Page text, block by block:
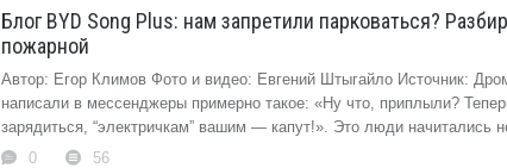
Блог BYD Song Plus: нам запретили парковаться?
пожарной
Автор: Егор Климов Фото и видео: Евгений Штыгайло Источник:
написали в мессенджеры примерно такое: «Ну что, приплыли?
зарядиться, “электричкам” вашим — капут!». Это люди начитались
0
56